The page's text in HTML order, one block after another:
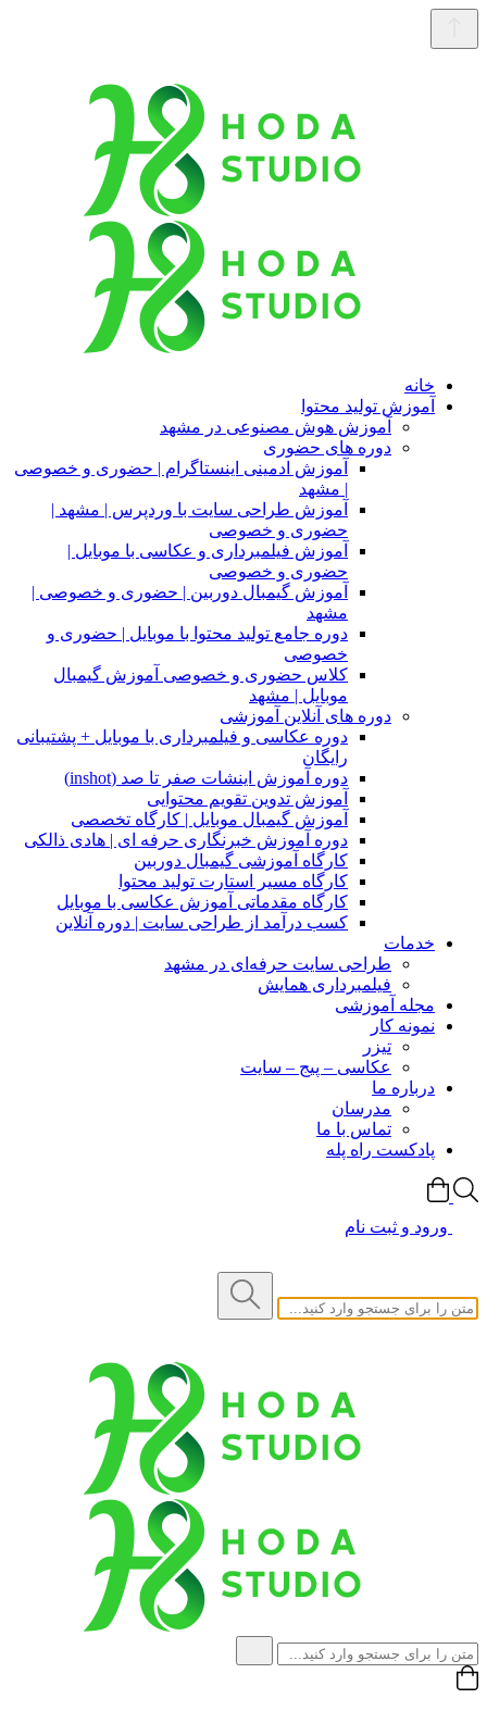
خانه
آموزش تولید محتوا
آموزش هوش مصنوعی در مشهد
دوره های حضوری
آموزش ادمینی اینستاگرام | حضوری و خصوصی
| مشهد
آموزش طراحی سایت با وردپرس | مشهد |
حضوری و خصوصی
آموزش فیلمبرداری و عکاسی با موبایل |
حضوری و خصوصی
آموزش گیمبال دوربین | حضوری و خصوصی |
مشهد
دوره جامع تولید محتوا با موبایل | حضوری و
خصوصی
کلاس حضوری و خصوصی آموزش گیمبال
موبایل | مشهد
دوره های آنلاین آموزشی
دوره عکاسی و فیلمبرداری با موبایل + پشتیبانی
رایگان
دوره آموزش اینشات صفر تا صد (inshot)
آموزش تدوین تقویم محتوایی
آموزش گیمبال موبایل | کارگاه تخصصی
دوره آموزش خبرنگاری حرفه ای | هادی ذالکی
کارگاه آموزشی گیمبال دوربین
کارگاه مسیر استارت تولید محتوا
کارگاه مقدماتی آموزش عکاسی با موبایل
کسب درآمد از طراحی سایت | دوره آنلاین
خدمات
طراحی سایت حرفه‌ای در مشهد
فیلمبرداری همایش
مجله آموزشی
نمونه کار
تیزر
عکاسی – پیج – سایت
درباره ما
مدرسان
تماس با ما
پادکست راه پله
ورود و ثبت نام